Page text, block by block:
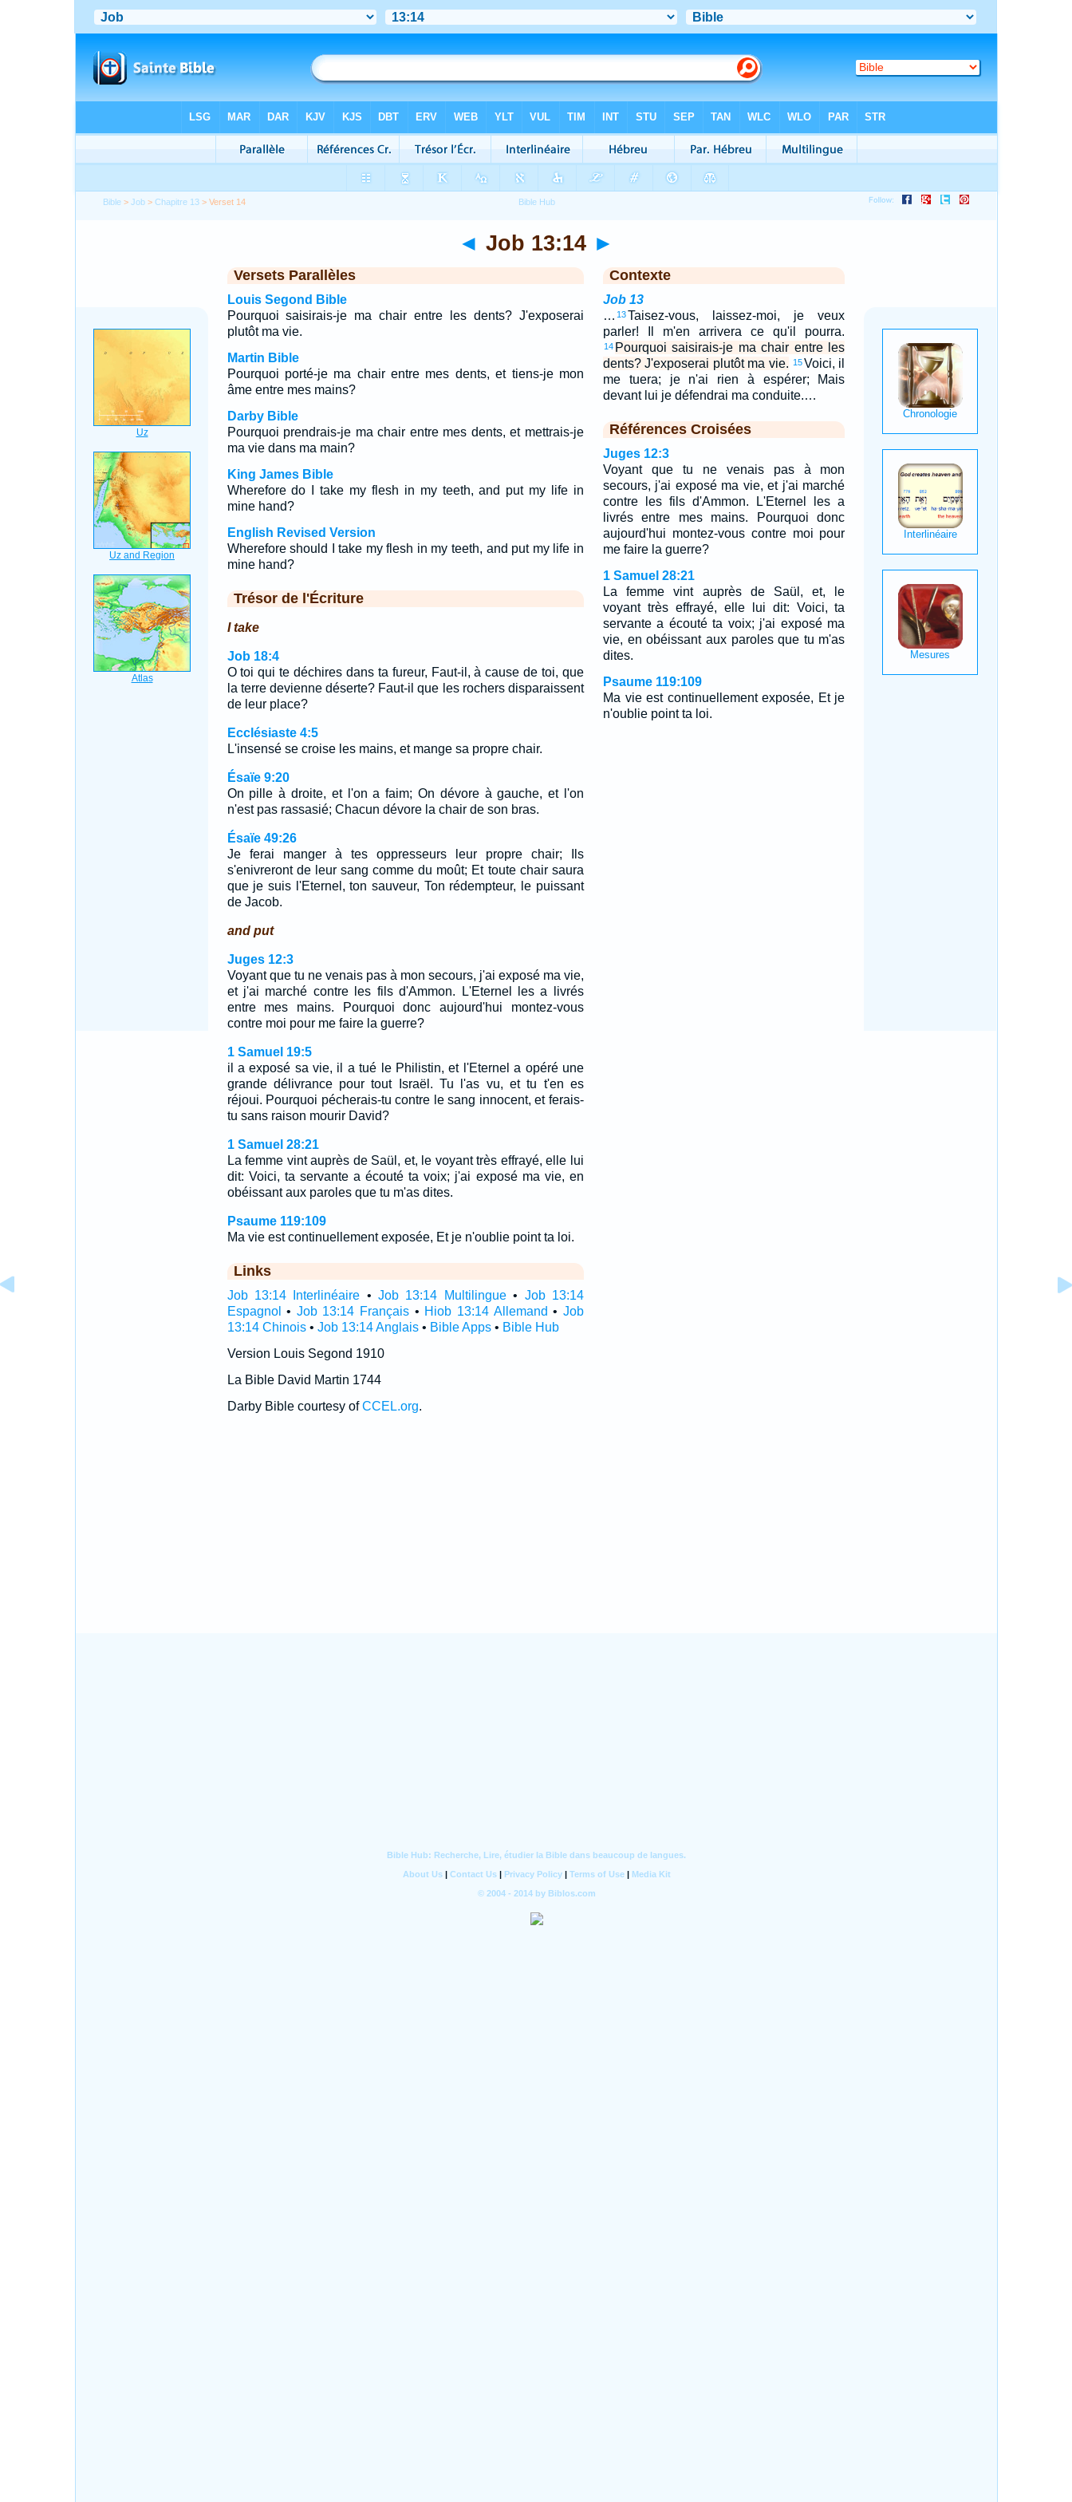
Bible >Job >Chapitre 13 > Verset 14
◄ Job 13:14 ►
Versets Parallèles
Louis Segond Bible
Pourquoi saisirais-je ma chair entre les dents? J'exposerai
plutôt ma vie.
Martin Bible
Pourquoi porté-je ma chair entre mes dents, et tiens-je mon
âme entre mes mains?
Darby Bible
Pourquoi prendrais-je ma chair entre mes dents, et mettrais-je
ma vie dans ma main?
King James Bible
Wherefore do I take my flesh in my teeth, and put my life in
mine hand?
English Revised Version
Wherefore should I take my flesh in my teeth, and put my life in
mine hand?
Trésor de l'Écriture
I take
Job 18:4
O toi qui te déchires dans ta fureur, Faut-il, à cause de toi, que
la terre devienne déserte? Faut-il que les rochers disparaissent
de leur place?
Ecclésiaste 4:5
L'insensé se croise les mains, et mange sa propre chair.
Ésaïe 9:20
On pille à droite, et l'on a faim; On dévore à gauche, et l'on
n'est pas rassasié; Chacun dévore la chair de son bras.
Ésaïe 49:26
Je ferai manger à tes oppresseurs leur propre chair; Ils
s'enivreront de leur sang comme du moût; Et toute chair saura
que je suis l'Eternel, ton sauveur, Ton rédempteur, le puissant
de Jacob.
and put
Juges 12:3
Voyant que tu ne venais pas à mon secours, j'ai exposé ma vie,
et j'ai marché contre les fils d'Ammon. L'Eternel les a livrés
entre mes mains. Pourquoi donc aujourd'hui montez-vous
contre moi pour me faire la guerre?
1 Samuel 19:5
il a exposé sa vie, il a tué le Philistin, et l'Eternel a opéré une
grande délivrance pour tout Israël. Tu l'as vu, et tu t'en es
réjoui. Pourquoi pécherais-tu contre le sang innocent, et ferais-
tu sans raison mourir David?
1 Samuel 28:21
La femme vint auprès de Saül, et, le voyant très effrayé, elle lui
dit: Voici, ta servante a écouté ta voix; j'ai exposé ma vie, en
obéissant aux paroles que tu m'as dites.
Psaume 119:109
Ma vie est continuellement exposée, Et je n'oublie point ta loi.
Links
Job 13:14 Interlinéaire •Job 13:14 Multilingue• Job 13:14
Espagnol • Job 13:14 Français • Hiob 13:14 Allemand • Job
13:14 Chinois• Job 13:14 Anglais• Bible Apps• Bible Hub
Version Louis Segond 1910
La Bible David Martin 1744
Darby Bible courtesy ofCCEL.org.
Contexte
Job 13
… 13Taisez-vous, laissez-moi, je veux
parler! Il m'en arrivera ce qu'il pourra.
14 Pourquoi saisirais-je ma chair entre les
dents? J'exposerai plutôt ma vie. 15Voici, il
me tuera; je n'ai rien à espérer; Mais
devant lui je défendrai ma conduite.…
Références Croisées
Juges 12:3
Voyant que tu ne venais pas à mon
secours, j'ai exposé ma vie, et j'ai marché
contre les fils d'Ammon. L'Eternel les a
livrés entre mes mains. Pourquoi donc
aujourd'hui montez-vous contre moi pour
me faire la guerre?
1 Samuel 28:21
La femme vint auprès de Saül, et, le
voyant très effrayé, elle lui dit: Voici, ta
servante a écouté ta voix; j'ai exposé ma
vie, en obéissant aux paroles que tu m'as
dites.
Psaume 119:109
Ma vie est continuellement exposée, Et je
n'oublie point ta loi.